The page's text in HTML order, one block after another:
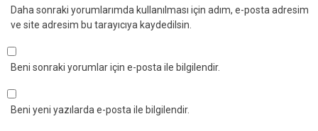
Daha sonraki yorumlarımda kullanılması için adım, e-posta adresim
ve site adresim bu tarayıcıya kaydedilsin.
Beni sonraki yorumlar için e-posta ile bilgilendir.
Beni yeni yazılarda e-posta ile bilgilendir.